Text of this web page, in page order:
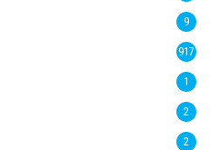
9
917
1
2
2